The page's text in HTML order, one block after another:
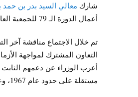
شارك معالي السيد بدر بن حمد
أعمال الدورة الـ 79 للجمعية العامة للأمم المتحدة بنيويورك.
تم خلال الاجتماع مناقشة آخر
التعاون المشترك لمواجهة
أعرب الوزراء عن دعمهم
مستقلة على حدود عام 1967، وعاصمتها القدس الشرقية.